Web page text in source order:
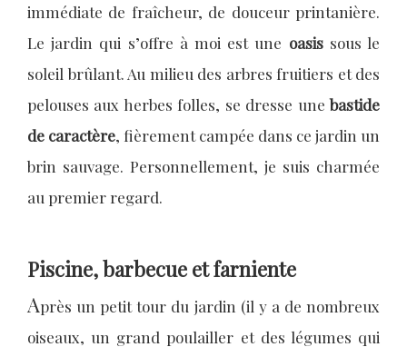
immédiate de fraîcheur, de douceur printanière.
Le jardin qui s’offre à moi est une oasissous le
soleil brûlant. Au milieu des arbres fruitiers et des
pelouses aux herbes folles, se dresse unebastide
de caractère, fièrement campée dans ce jardin un
brin sauvage. Personnellement, je suis charmée
au premier regard.
Piscine, barbecue et farniente
Après un petit tour du jardin (il y a de nombreux
oiseaux, un grand poulailler et des légumes qui